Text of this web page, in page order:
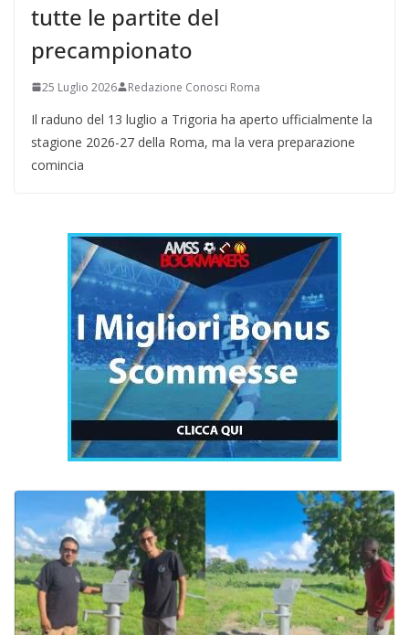
tutte le partite del
precampionato
25 Luglio 2026 Redazione Conosci Roma
Il raduno del 13 luglio a Trigoria ha aperto ufficialmente la
stagione 2026-27 della Roma, ma la vera preparazione
comincia